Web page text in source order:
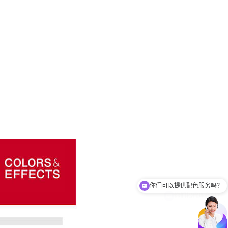
你们招代理商吗？